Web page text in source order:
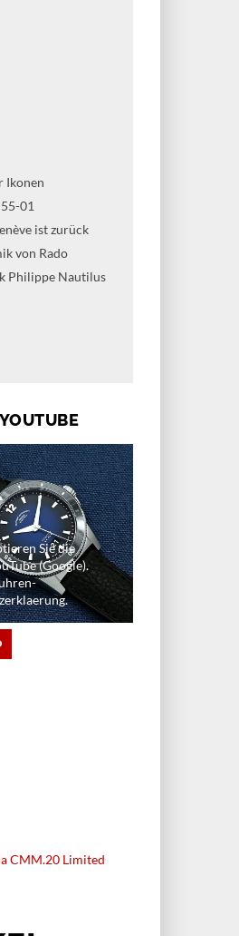
Ikonen
01
ist zurück
von Rado
Philippe Nautilus
Sie die
(Google).
CMM.20 Limited